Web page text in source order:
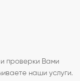
и проверки Вами
наши услуги.